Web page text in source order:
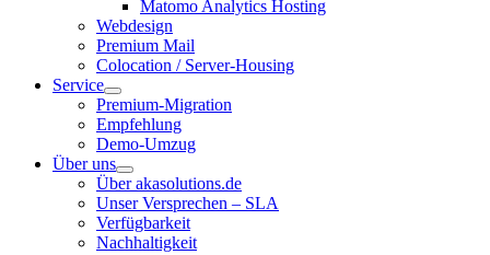
Matomo Analytics Hosting
Webdesign
Premium Mail
Colocation / Server-Housing
Service
Premium-Migration
Empfehlung
Demo-Umzug
Über uns
Über akasolutions.de
Unser Versprechen – SLA
Verfügbarkeit
Nachhaltigkeit